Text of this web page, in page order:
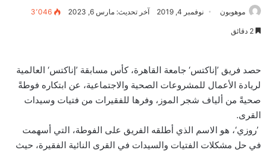
موهوبون نوفمبر 4, 2019 آخر تحديث: مارس 6, 2023 3٬046
حصد فريق ’إناكتس‘ جامعة القاهرة، كأس مسابقة ’إناكتس‘ العالمية
لريادة الأعمال للمشروعات الصحية والاجتماعية، عن ابتكاره فوطةً
صحيةً من ألياف شجر الموز، وفرها للفقيرات من فتيات وسيدات
القرى.
’روزي‘، هو الاسم الذي أطلقه الفريق على الفوطة، التي أسهمت
في حل مشكلات الفتيات والسيدات في القرى النائية الفقيرة، حيث